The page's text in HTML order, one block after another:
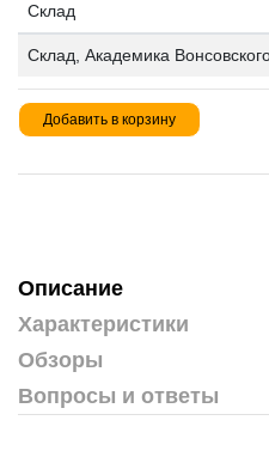
Склад
Склад, Академика
Добавить в корзину
Описание
Характеристики
Обзоры
Вопросы и ответы